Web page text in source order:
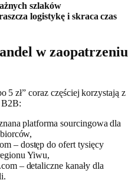
szlaków
logistykę i skraca czas
w zaopatrzeniu
5 zł” coraz częściej korzystają z
platforma sourcingowa dla
– dostęp do ofert tysięcy
Yiwu,
– detaliczne kanały dla